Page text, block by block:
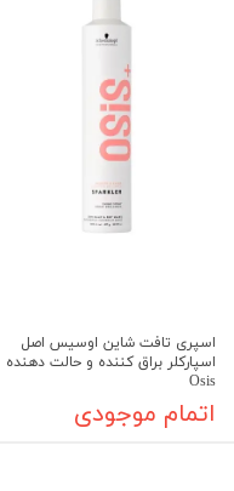
اسپری تافت شاین اوسیس اصل
اسپارکلر براق کننده و حالت دهنده
Osis
اتمام موجودی